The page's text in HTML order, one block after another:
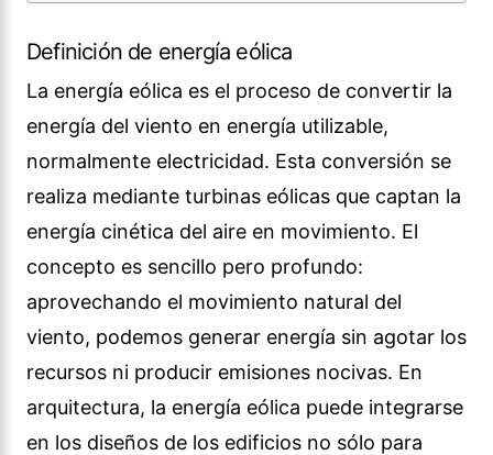
Definición de energía eólica
La energía eólica es el proceso de convertir la
energía del viento en energía utilizable,
normalmente electricidad. Esta conversión se
realiza mediante turbinas eólicas que captan la
energía cinética del aire en movimiento. El
concepto es sencillo pero profundo:
aprovechando el movimiento natural del
viento, podemos generar energía sin agotar los
recursos ni producir emisiones nocivas. En
arquitectura, la energía eólica puede integrarse
en los diseños de los edificios no sólo para